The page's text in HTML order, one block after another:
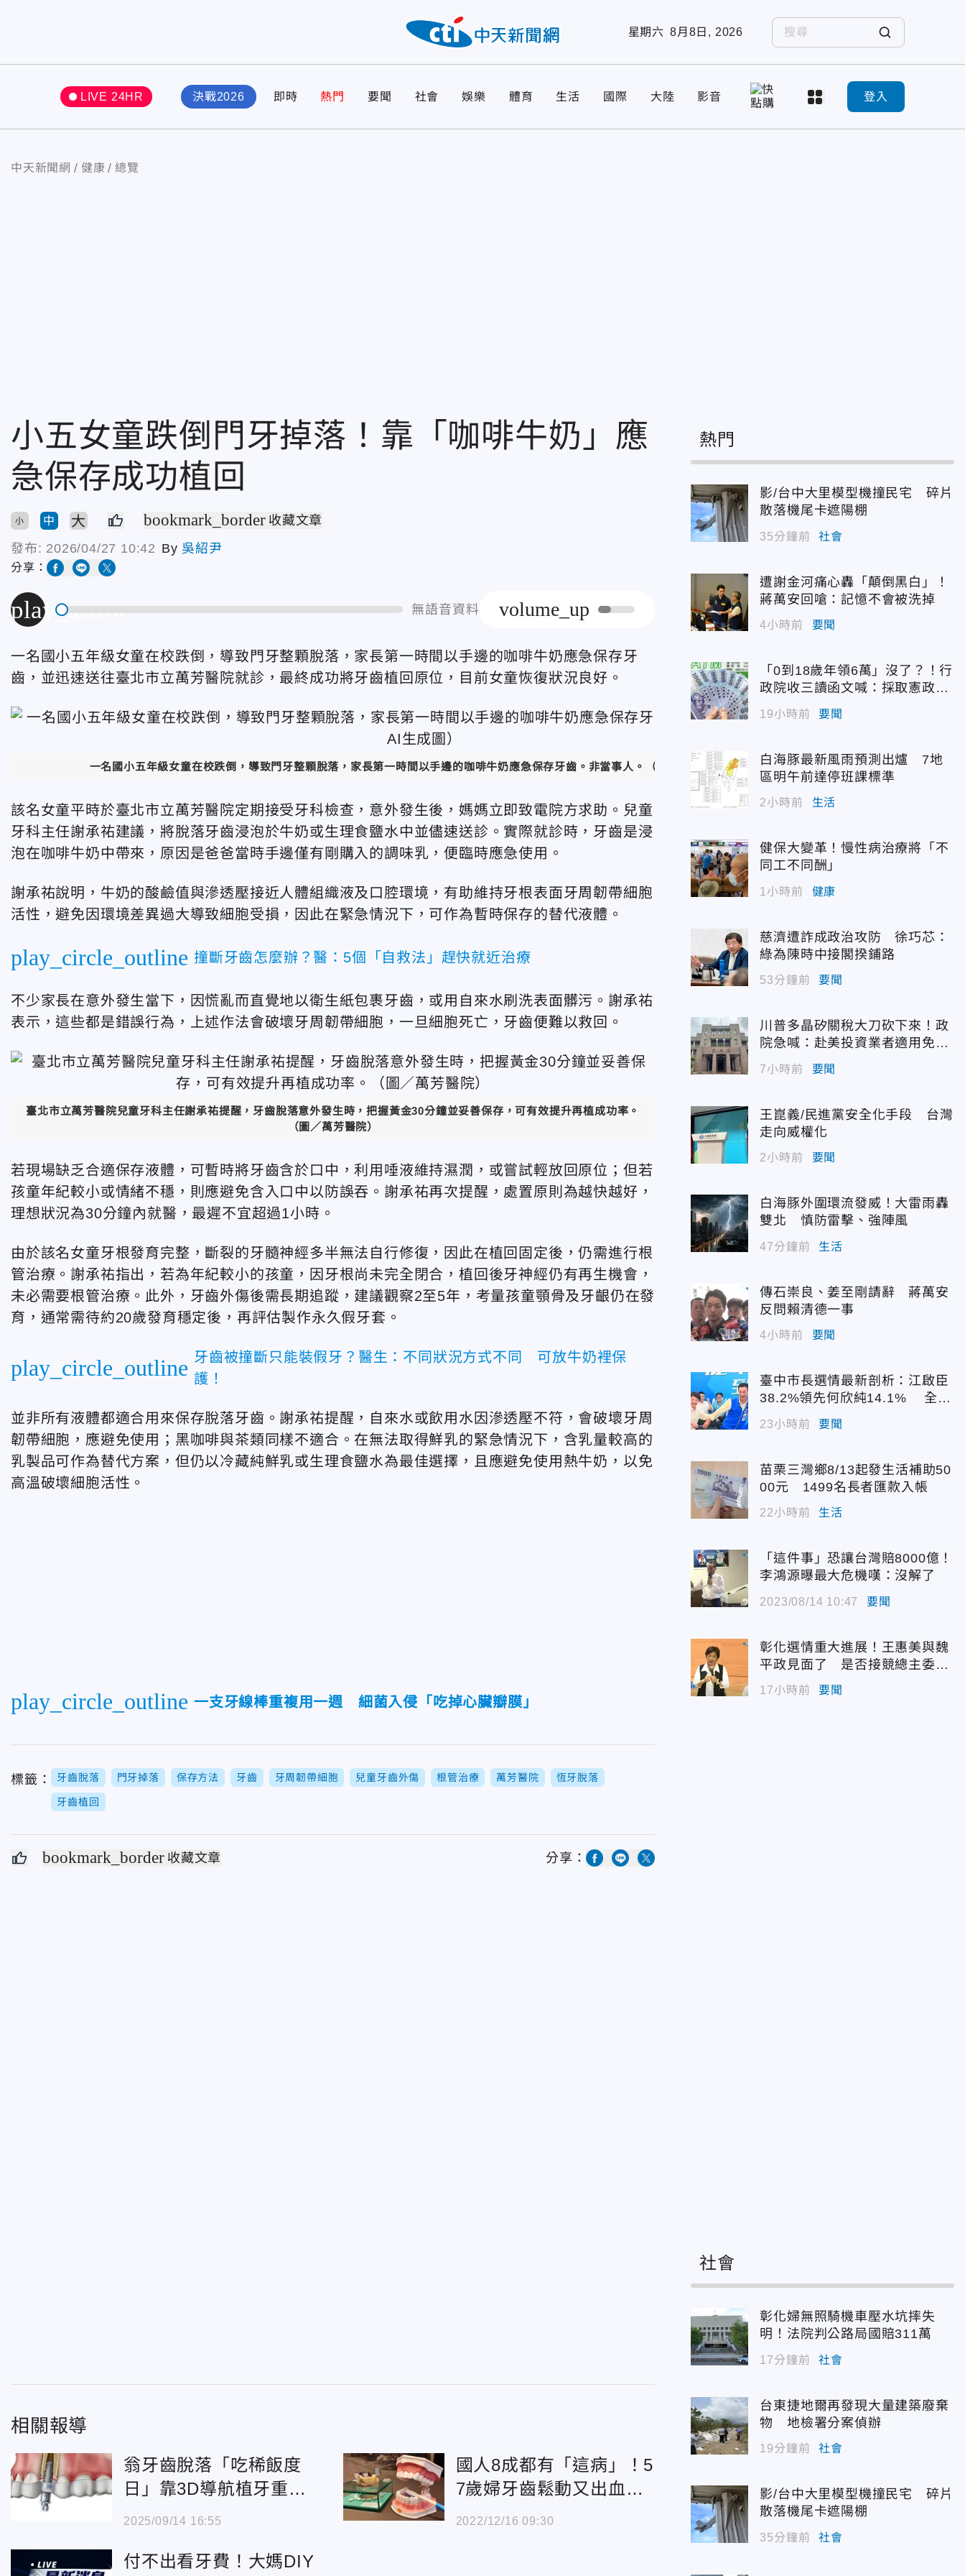
星期六 8月8日, 2026
LIVE 24HR 決戰2026 即時 熱門 要聞 社會 娛樂 體育 生活 國際 大陸 影音 登入
中天新聞網 健康 總覽
小五女童跌倒門牙掉落！靠「咖啡牛奶」應
急保存成功植回
小 中 大 bookmark_border 收藏文章
發布: 2026/04/27 10:42 By 吳紹尹
分享：
play_arrow 無語音資料 volume_up
一名國小五年級女童在校跌倒，導致門牙整顆脫落，家長第一時間以手邊的咖啡牛奶應急保存牙
齒，並迅速送往臺北市立萬芳醫院就診，最終成功將牙齒植回原位，目前女童恢復狀況良好。
一名國小五年級女童在校跌倒，導致門牙整顆脫落，家長第一時間以手邊的咖啡牛奶應急保存牙齒。非當事人。（示意圖／AI生成圖）
該名女童平時於臺北市立萬芳醫院定期接受牙科檢查，意外發生後，媽媽立即致電院方求助。兒童
牙科主任謝承祐建議，將脫落牙齒浸泡於牛奶或生理食鹽水中並儘速送診。實際就診時，牙齒是浸
泡在咖啡牛奶中帶來，原因是爸爸當時手邊僅有剛購入的調味乳，便臨時應急使用。
謝承祐說明，牛奶的酸鹼值與滲透壓接近人體組織液及口腔環境，有助維持牙根表面牙周韌帶細胞
活性，避免因環境差異過大導致細胞受損，因此在緊急情況下，可作為暫時保存的替代液體。
play_circle_outline 撞斷牙齒怎麼辦？醫：5個「自救法」趕快就近治療
不少家長在意外發生當下，因慌亂而直覺地以衛生紙包裹牙齒，或用自來水刷洗表面髒污。謝承祐
表示，這些都是錯誤行為，上述作法會破壞牙周韌帶細胞，一旦細胞死亡，牙齒便難以救回。
臺北市立萬芳醫院兒童牙科主任謝承祐提醒，牙齒脫落意外發生時，把握黃金30分鐘並妥善保存，可有效提升再植成功率。
（圖／萬芳醫院）
若現場缺乏合適保存液體，可暫時將牙齒含於口中，利用唾液維持濕潤，或嘗試輕放回原位；但若
孩童年紀較小或情緒不穩，則應避免含入口中以防誤吞。謝承祐再次提醒，處置原則為越快越好，
理想狀況為30分鐘內就醫，最遲不宜超過1小時。
由於該名女童牙根發育完整，斷裂的牙髓神經多半無法自行修復，因此在植回固定後，仍需進行根
管治療。謝承祐指出，若為年紀較小的孩童，因牙根尚未完全閉合，植回後牙神經仍有再生機會，
未必需要根管治療。此外，牙齒外傷後需長期追蹤，建議觀察2至5年，考量孩童顎骨及牙齦仍在發
育，通常需待約20歲發育穩定後，再評估製作永久假牙套。
play_circle_outline 牙齒被撞斷只能裝假牙？醫生：不同狀況方式不同 可放牛奶裡保
護！
並非所有液體都適合用來保存脫落牙齒。謝承祐提醒，自來水或飲用水因滲透壓不符，會破壞牙周
韌帶細胞，應避免使用；黑咖啡與茶類同樣不適合。在無法取得鮮乳的緊急情況下，含乳量較高的
乳製品可作為替代方案，但仍以冷藏純鮮乳或生理食鹽水為最佳選擇，且應避免使用熱牛奶，以免
高溫破壞細胞活性。
play_circle_outline 一支牙線棒重複用一週 細菌入侵「吃掉心臟瓣膜」
標籤： 牙齒脫落 門牙掉落 保存方法 牙齒 牙周韌帶細胞 兒童牙齒外傷 根管治療 萬芳醫院 恆牙脫落
牙齒植回
bookmark_border 收藏文章 分享：
相關報導
翁牙齒脫落「吃稀飯度
日」靠3D導航植牙重拾
咀嚼力
2025/09/14 16:55
國人8成都有「這病」！5
7歲婦牙齒鬆動又出血
原來是罹患嚴重「牙周
2022/12/16 09:30
付不出看牙費！大媽DIY
熱門
影/台中大里模型機撞民宅 碎片
散落機尾卡遮陽棚
35分鐘前 社會
遭謝金河痛心轟「顛倒黑白」！
蔣萬安回嗆：記憶不會被洗掉
4小時前 要聞
「0到18歲年領6萬」沒了？！行
政院收三讀函文喊：採取憲政作
19小時前 要聞
白海豚最新風雨預測出爐 7地
區明午前達停班課標準
2小時前 生活
健保大變革！慢性病治療將「不
同工不同酬」
1小時前 健康
慈濟遭詐成政治攻防 徐巧芯：
綠為陳時中接閣揆鋪路
53分鐘前 要聞
川普多晶矽關稅大刀砍下來！政
院急喊：赴美投資業者適用免稅
配額
7小時前 要聞
王崑義/民進黨安全化手段 台灣
走向威權化
2小時前 要聞
白海豚外圍環流發威！大雷雨轟
雙北 慎防雷擊、強陣風
47分鐘前 生活
傳石崇良、姜至剛請辭 蔣萬安
反問賴清德一事
4小時前 要聞
臺中市長選情最新剖析：江啟臣
38.2%領先何欣純14.1% 全世
代支持度全面居首
23小時前 要聞
苗栗三灣鄉8/13起發生活補助50
00元 1499名長者匯款入帳
22小時前 生活
「這件事」恐讓台灣賠8000億！
李鴻源曝最大危機嘆：沒解了
2023/08/14 10:47 要聞
彰化選情重大進展！王惠美與魏
平政見面了 是否接競總主委態
度曝光
17小時前 要聞
社會
彰化婦無照騎機車壓水坑摔失
明！法院判公路局國賠311萬
17分鐘前 社會
台東捷地爾再發現大量建築廢棄
物 地檢署分案偵辦
19分鐘前 社會
影/台中大里模型機撞民宅 碎片
散落機尾卡遮陽棚
35分鐘前 社會